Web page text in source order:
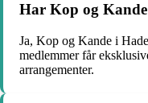
Har Kop og
Ja, Kop og Kande i
medlemmer får
arrangementer.